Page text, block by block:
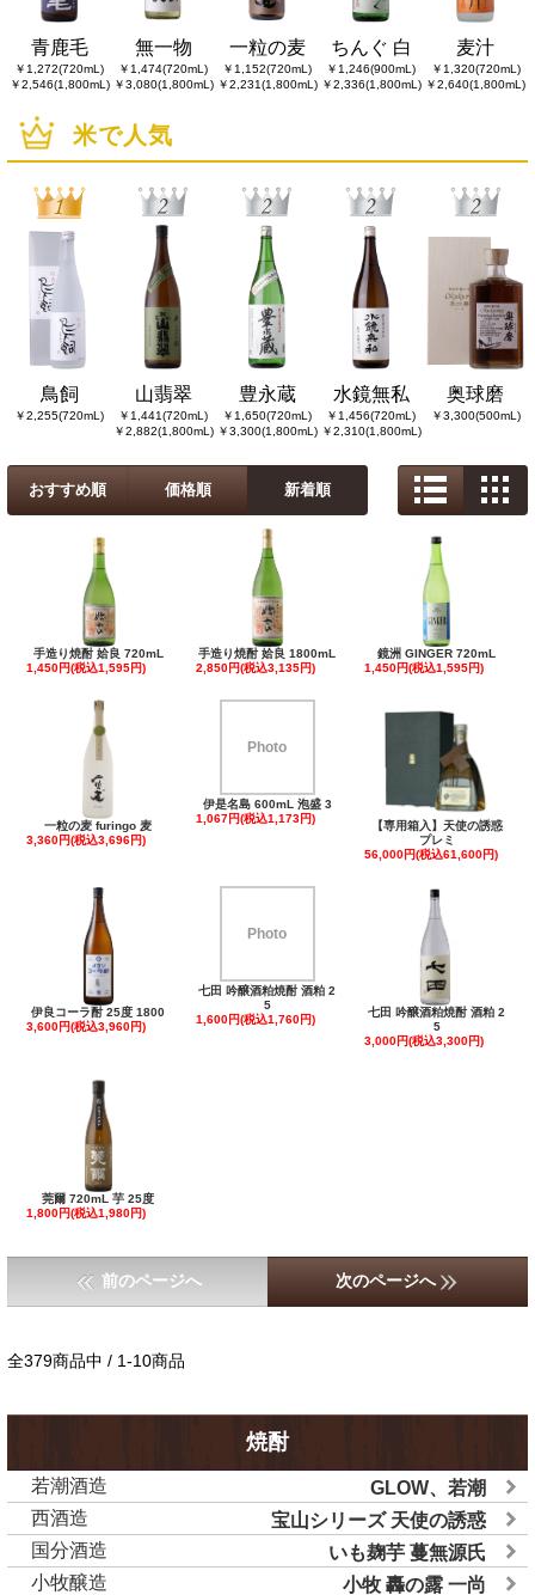
青鹿毛 無一物 一粒の麦 ちんぐ 白 麦汁
￥1,272(720mL)
￥2,546(1,800mL)
￥1,474(720mL)
￥3,080(1,800mL)
￥1,152(720mL)
￥2,231(1,800mL)
￥1,246(900mL)
￥2,336(1,800mL)
￥1,320(720mL)
￥2,640(1,800mL)
米で人気
鳥飼 山翡翠 豊永蔵 水鏡無私 奥球磨
￥2,255(720mL)
￥1,441(720mL)
￥2,882(1,800mL)
￥1,650(720mL)
￥3,300(1,800mL)
￥1,456(720mL)
￥2,310(1,800mL)
￥3,300(500mL)
おすすめ順 価格順 新着順
手造り焼酎 姶良 720mL
1,450円(税込1,595円)
手造り焼酎 姶良 1800mL
2,850円(税込3,135円)
鏡洲 GINGER 720mL
1,450円(税込1,595円)
一粒の麦 furingo 麦
3,360円(税込3,696円)
Photo
伊是名島 600mL 泡盛 3
1,067円(税込1,173円)
【専用箱入】天使の誘惑
プレミ
56,000円(税込61,600円)
伊良コーラ酎 25度 1800
3,600円(税込3,960円)
Photo
七田 吟醸酒粕焼酎 酒粕 2
5
1,600円(税込1,760円)
七田 吟醸酒粕焼酎 酒粕 2
5
3,000円(税込3,300円)
莞爾 720mL 芋 25度
1,800円(税込1,980円)
前のページへ 次のページへ
全379商品中 / 1-10商品
焼酎
若潮酒造
GLOW、若潮
西酒造
宝山シリーズ 天使の誘惑
国分酒造
いも麹芋 蔓無源氏
小牧醸造
小牧 轟の露 一尚